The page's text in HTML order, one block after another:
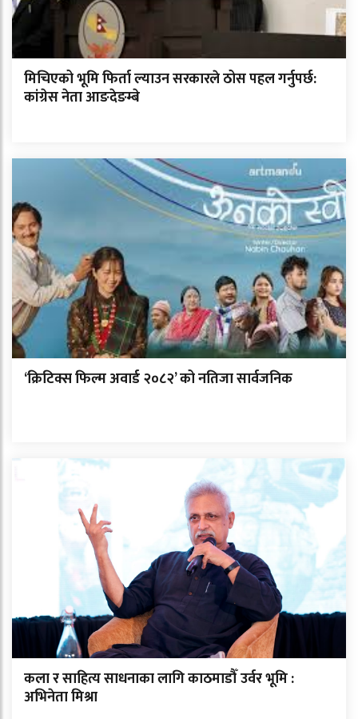
मिचिएको भूमि फिर्ता ल्याउन सरकारले ठोस पहल गर्नुपर्छ:
कांग्रेस नेता आङदेङम्बे
‘क्रिटिक्स फिल्म अवार्ड २०८२’ को नतिजा सार्वजनिक
कला र साहित्य साधनाका लागि काठमाडौँ उर्वर भूमि :
अभिनेता मिश्रा